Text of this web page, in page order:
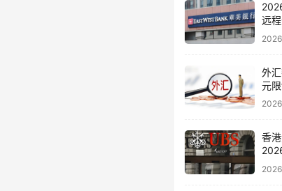
远
民
境
外
元
境
香
攻略